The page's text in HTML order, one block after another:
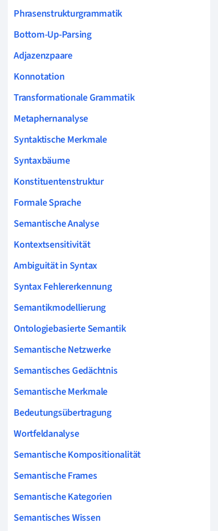
Phrasenstrukturgrammatik
Bottom-Up-Parsing
Adjazenzpaare
Konnotation
Transformationale Grammatik
Metaphernanalyse
Syntaktische Merkmale
Syntaxbäume
Konstituentenstruktur
Formale Sprache
Semantische Analyse
Kontextsensitivität
Ambiguität in Syntax
Syntax Fehlererkennung
Semantikmodellierung
Ontologiebasierte Semantik
Semantische Netzwerke
Semantisches Gedächtnis
Semantische Merkmale
Bedeutungsübertragung
Wortfeldanalyse
Semantische Kompositionalität
Semantische Frames
Semantische Kategorien
Semantisches Wissen